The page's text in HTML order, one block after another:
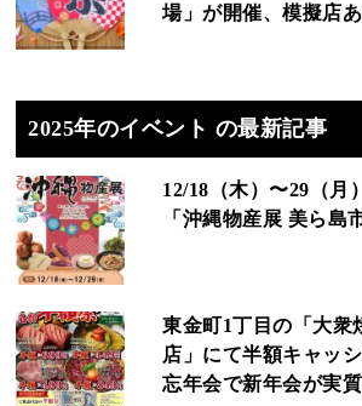
場」が開催、模擬店あ
2025年のイベント の最新記事
12/18（木）〜29（月
「沖縄物産展 美ら島
東金町1丁目の「大衆
店」にて半額キャッ
忘年会で新年会が実